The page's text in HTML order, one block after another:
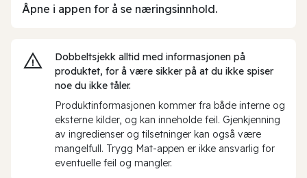
Åpne i appen for å se næringsinnhold.
Dobbeltsjekk alltid med informasjonen på
produktet, for å være sikker på at du ikke spiser
noe du ikke tåler.
Produktinformasjonen kommer fra både interne og
eksterne kilder, og kan inneholde feil. Gjenkjenning
av ingredienser og tilsetninger kan også være
mangelfull. Trygg Mat-appen er ikke ansvarlig for
eventuelle feil og mangler.